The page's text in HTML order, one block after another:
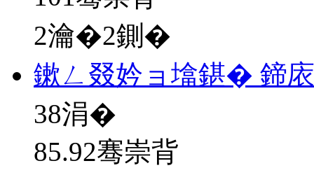
2瀹�2鍘�
鏉ㄥ叕妗ョ墖鍖� 鍗
38涓�
85.92骞崇背